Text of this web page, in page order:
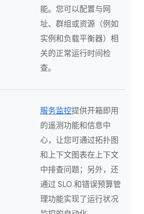
能。您可以配置与网
址、群组或资源（例如
实例和负载平衡器）相
关的正常运行时间检
查。
服务监控提供开箱即用
的遥测功能和信息中
心，让您可通过拓扑图
和上下文图表在上下文
中排查问题；另外，还
通过 SLO 和错误预算管
理功能实现了运行状况